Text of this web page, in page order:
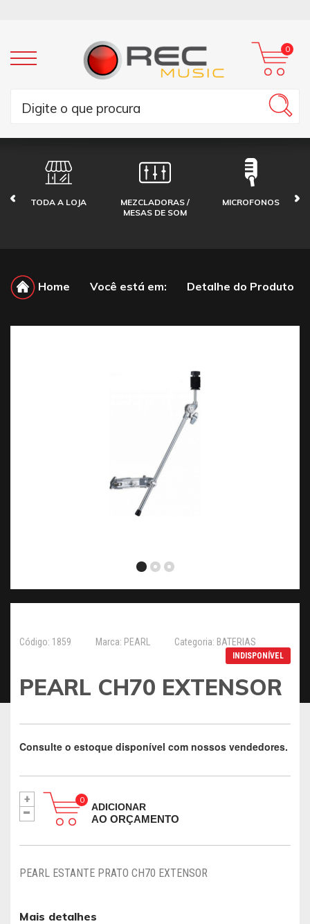
0
TODA A LOJA
MEZCLADORAS /
MESAS DE SOM
MICROFONOS
Home Você está em: Detalhe do Produto
Código: 1859 Marca: PEARL Categoria: BATERIAS
INDISPONÍVEL
PEARL CH70 EXTENSOR
Consulte o estoque disponível com nossos vendedores.
+
- ADICIONAR
AO ORÇAMENTO
PEARL ESTANTE PRATO CH70 EXTENSOR
Mais detalhes